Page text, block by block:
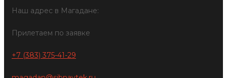
Наш адрес в Магадане:
Прилетаем по заявке
+7 (383) 375-41-29